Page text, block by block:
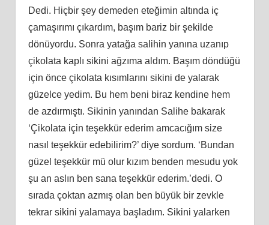
Dedi. Hiçbir şey demeden eteğimin altında iç
çamaşırımı çıkardım, başım bariz bir şekilde
dönüyordu. Sonra yatağa salihin yanına uzanıp
çikolata kaplı sikini ağzıma aldım. Başım döndüğü
için önce çikolata kısımlarını sikini de yalarak
güzelce yedim. Bu hem beni biraz kendine hem
de azdırmıştı. Sikinin yanından Salihe bakarak
‘Çikolata için teşekkür ederim amcacığım size
nasıl teşekkür edebilirim?’ diye sordum. ‘Bundan
güzel teşekkür mü olur kızım benden mesudu yok
şu an aslın ben sana teşekkür ederim.’dedi. O
sırada çoktan azmış olan ben büyük bir zevkle
tekrar sikini yalamaya başladım. Sikini yalarken